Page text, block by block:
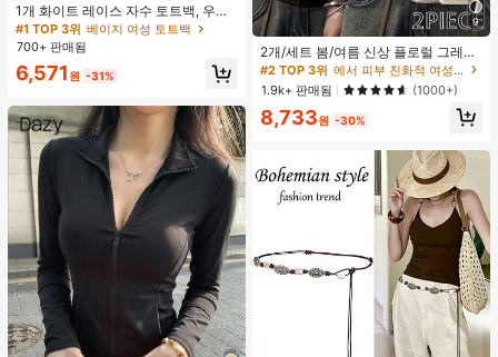
1개 화이트 레이스 자수 토트백, 우아
한 리본 숄더백, 로맨틱 대용량 여성
데일리 쇼핑 여행 핸드백
거의 매진!
#1 TOP 3위 베이지 여성 토트백
거의 매진!
#1 TOP 3위 베이지 여성 토트백
거의 매진!
#1 TOP 3위
베이지 여성 토트백
700+ 판매됨
6,571 원 -31%
9
2개/세트 봄/여름 신상 플로럴 그레이
+ 블랙 반팔 티셔츠, 여성 슬림핏 솔리
드 컬러 언더셔츠 캐주얼
#2 TOP 3위
에서 피부 친화적 여성 상의, 블라우스 & 티
높은 재방문 고객
#2 TOP 3위
에서 피부 친화적 여성 상의, 블라우스 & 티
높은 재방문 고객
#2 TOP 3위
에서 피부 친화적 여성 상의, 블라우스 & 티
높은 재방문 고객
#2 TOP 3위
에서 피부 친화적 여성 상의, 블라우스 & 티
높은 재방문 고객
1.9k+ 판매됨 (1000+)
8,733원 -30%